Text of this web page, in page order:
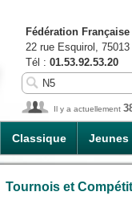
Classique Jeunes
Fédération
22 rue Esquirol,
Tél : 01.53.92.53.20
Il y a actuellement
Tournois et